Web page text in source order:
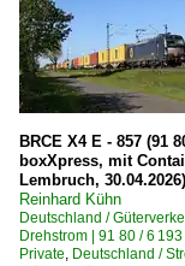
BRCE X4 E - 857 (91
boxXpress, mit
Lembruch,
Reinhard Kühn
Deutschland /
Drehstrom | 91 80 / 6
Private, Deutschland /